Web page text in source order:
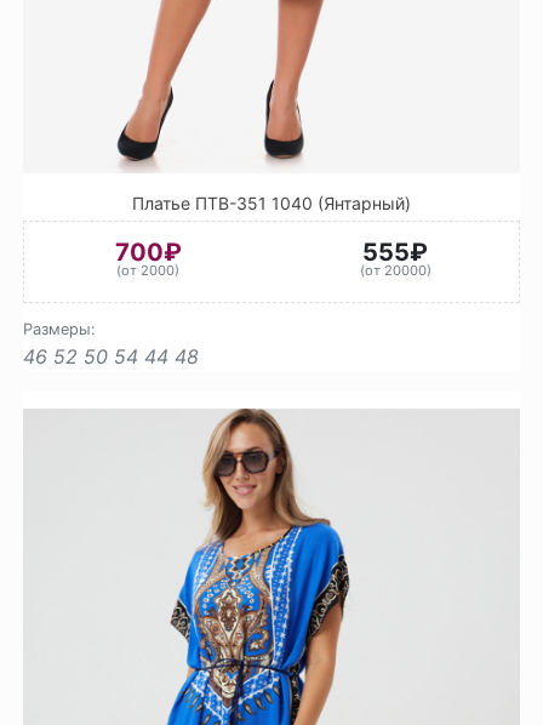
Платье ПТВ-351 1040 (Янтарный)
700₽
(от 2000)
555₽
(от 20000)
Размеры:
46 52 50 54 44 48